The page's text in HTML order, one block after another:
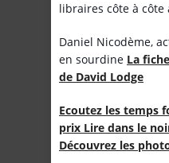
libraires côte à
Daniel Nicodème,
en sourdine La
de David Lodge
Ecoutez les temps
prix Lire dans le
Découvrez les